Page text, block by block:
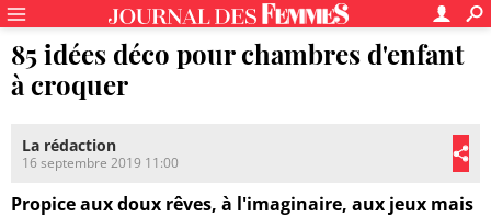
85 idées déco pour chambres d'enfant
à croquer
La rédaction
16 septembre 2019 11:00
Propice aux doux rêves, à l'imaginaire, aux jeux mais